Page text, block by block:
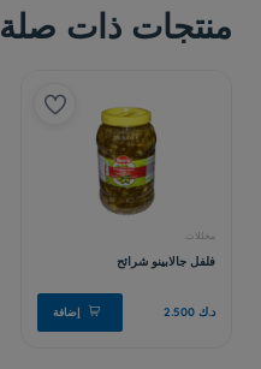
منتجات ذات صلة